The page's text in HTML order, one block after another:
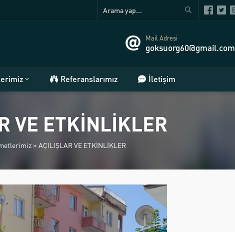
Mail Adresi
goksuorg60@gmail.com
Referanslarımız İletişim
VE ETKİNLİKLER
» AÇILIŞLAR VE ETKİNLİKLER